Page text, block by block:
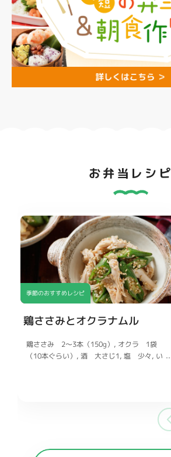
お弁当レシピ
季節のおすすめレシピ
鶏ささみとオクラナムル
鶏ささみ 2〜3本（150g） オクラ 1袋
（10本ぐらい） 酒 大さじ1 塩 少々 い